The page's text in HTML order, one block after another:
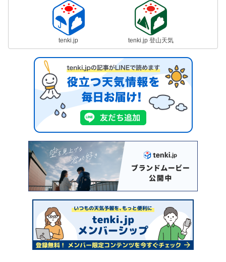
tenki.jp tenki.jp 登山天気